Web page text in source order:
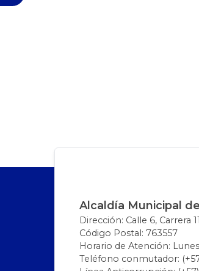
Alcaldía Municipal
Dirección: Calle 6, Carrera
Código Postal: 763557
Horario de Atención:
Teléfono conmutador: